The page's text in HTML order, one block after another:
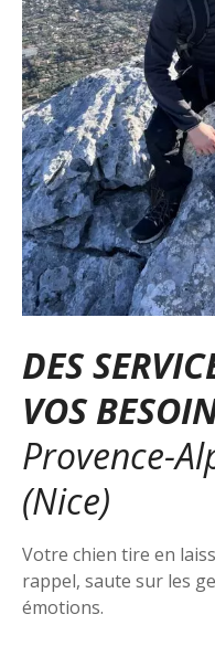
DES
VOS
Provence-
(Nice)
Votre chien tire en
rappel, saute sur les
émotions.